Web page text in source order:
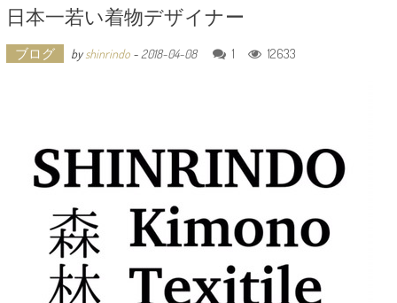
日本一若い着物デザイナー
ブログ byshinrindo- 2018-04-08 1 12633